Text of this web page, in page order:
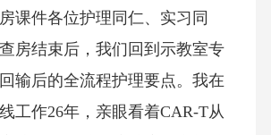
课件各位护理同仁、实习同
房结束后，我们回到示教室专
输后的全流程护理要点。我在
工作26年，亲眼看着CAR-T从